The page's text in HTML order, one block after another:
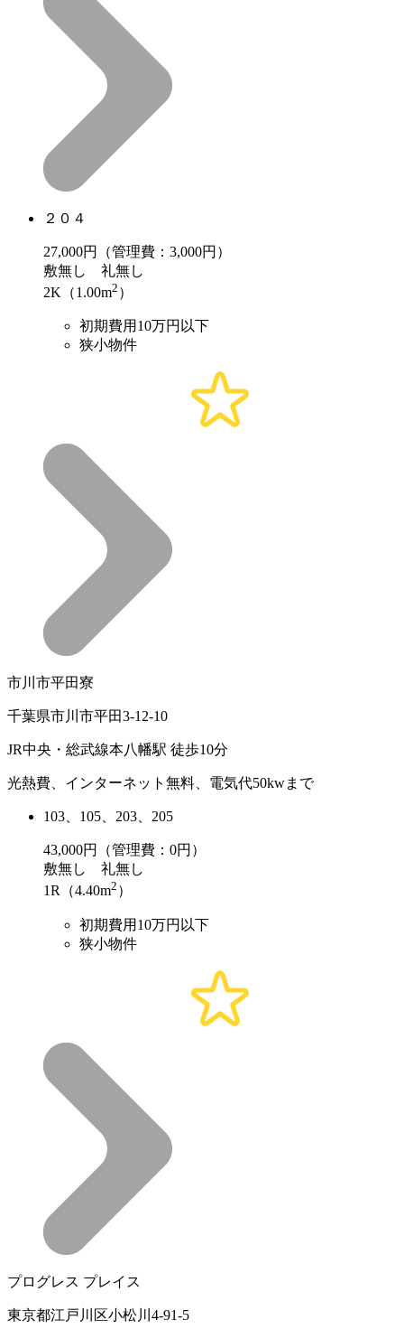
２０４
27,000円（管理費：3,000円）
敷無し 礼無し
2K（1.00m2 ）
初期費用10万円以下
狭小物件
市川市平田寮
千葉県市川市平田3-12-10
JR中央・総武線本八幡駅 徒歩10分
光熱費、インターネット無料、電気代50kwまで
103、105、203、205
43,000円（管理費：0円）
敷無し 礼無し
1R（4.40m2 ）
初期費用10万円以下
狭小物件
プログレス プレイス
東京都江戸川区小松川4-91-5